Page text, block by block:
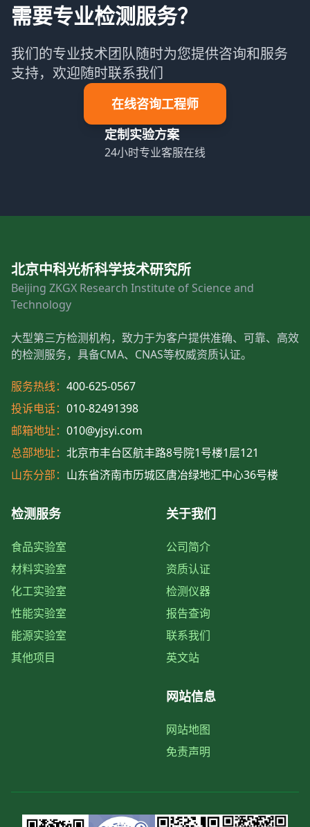
需要专业检测服务？
我们的专业技术团队随时为您提供咨询和服务
支持，欢迎随时联系我们
在线咨询工程师
定制实验方案
24小时专业客服在线
北京中科光析科学技术研究所
Beijing ZKGX Research Institute of Science and
Technology
大型第三方检测机构，致力于为客户提供准确、可靠、高效
的检测服务，具备CMA、CNAS等权威资质认证。
服务热线： 400-625-0567
投诉电话： 010-82491398
邮箱地址： 010@yjsyi.com
总部地址： 北京市丰台区航丰路8号院1号楼1层121
山东分部： 山东省济南市历城区唐冶绿地汇中心36号楼
检测服务
食品实验室
材料实验室
化工实验室
性能实验室
能源实验室
其他项目
关于我们
公司简介
资质认证
检测仪器
报告查询
联系我们
英文站
网站信息
网站地图
免责声明